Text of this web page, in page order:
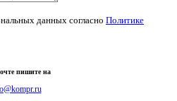
данных согласно Политике
пишите на